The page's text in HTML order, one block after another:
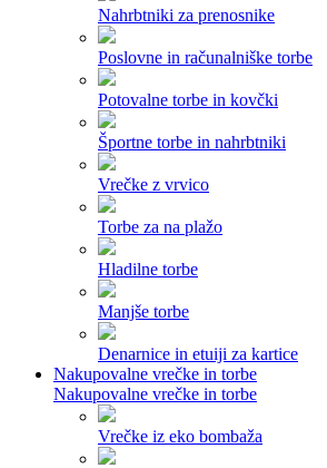
Nahrbtniki za prenosnike
Poslovne in računalniške torbe
Potovalne torbe in kovčki
Športne torbe in nahrbtniki
Vrečke z vrvico
Torbe za na plažo
Hladilne torbe
Manjše torbe
Denarnice in etuiji za kartice
Nakupovalne vrečke in torbe
Nakupovalne vrečke in torbe
Vrečke iz eko bombaža